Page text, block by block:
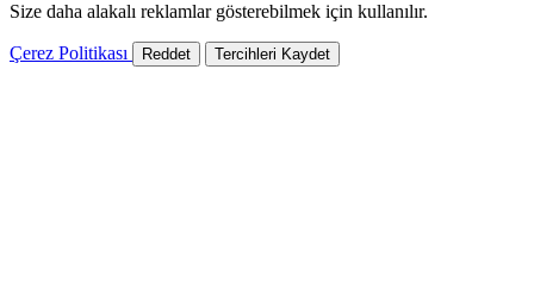
Size daha alakalı reklamlar gösterebilmek için kullanılır.
Çerez Politikası Reddet Tercihleri Kaydet